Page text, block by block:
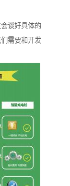
谈好具体的
需要和开发